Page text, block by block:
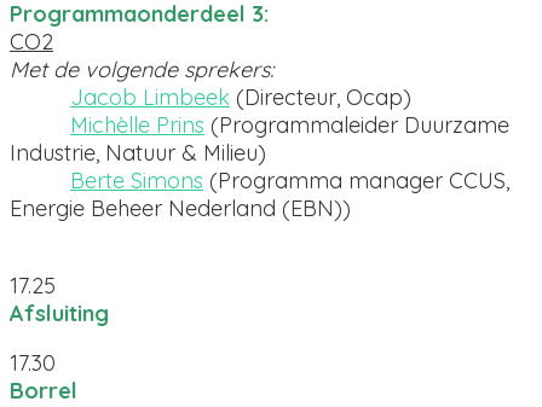
Programmaonderdeel 3:
CO2
Met de volgende sprekers:
Jacob Limbeek (Directeur, Ocap)
Michèlle Prins (Programmaleider Duurzame
Industrie, Natuur & Milieu)
Berte Simons (Programma manager CCUS,
Energie Beheer Nederland (EBN))
17.25
Afsluiting
17.30
Borrel